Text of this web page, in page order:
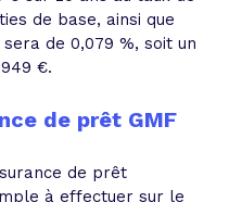
de base, ainsi que
de 0,079 %, soit un
€.
de prêt GMF
de prêt
à effectuer sur le